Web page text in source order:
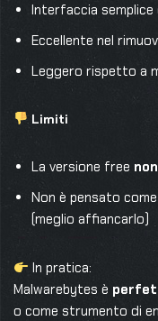
Interfaccia semplice
Eccellente nel
Leggero rispetto a
Limiti
La versione free
Non è pensato
(meglio affiancarlo)
In pratica:
Malwarebytes è
o come strumento di